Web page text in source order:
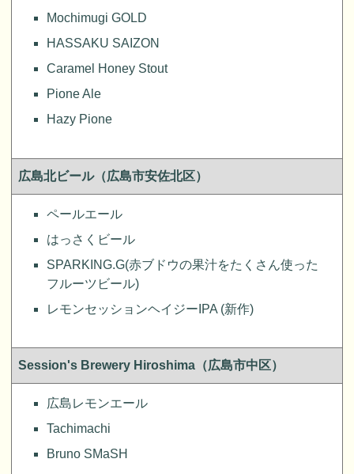
Mochimugi GOLD
HASSAKU SAIZON
Caramel Honey Stout
Pione Ale
Hazy Pione
広島北ビール（広島市安佐北区）
ペールエール
はっさくビール
SPARKING.G(赤ブドウの果汁をたくさん使った
フルーツビール)
レモンセッションヘイジーIPA (新作)
Session's Brewery Hiroshima（広島市中区）
広島レモンエール
Tachimachi
Bruno SMaSH